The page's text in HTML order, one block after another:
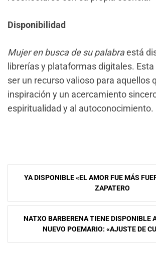
Disponibilidad
Mujer en busca de su palabraestá
librerías y plataformas digitales.
ser un recurso valioso para aquellos
inspiración y un acercamiento
espiritualidad y al autoconocimiento.
Navegación
entradas
YA DISPONIBLE «EL AMOR FUE MÁS
ZAPATERO
NATXO BARBERENA TIENE DISPONIBLE
NUEVO POEMARIO: «AJUSTE DE